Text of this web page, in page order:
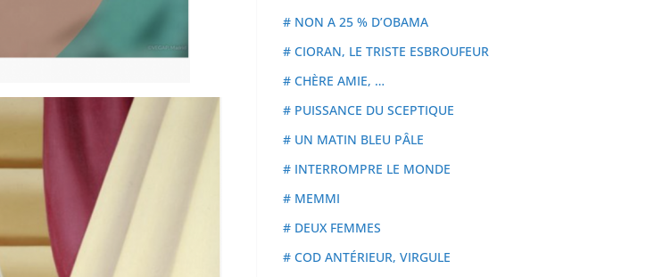
# NON A 25 % D’OBAMA
# CIORAN, LE TRISTE ESBROUFEUR
# CHÈRE AMIE, …
# PUISSANCE DU SCEPTIQUE
# UN MATIN BLEU PÂLE
# INTERROMPRE LE MONDE
# MEMMI
# DEUX FEMMES
# COD ANTÉRIEUR, VIRGULE